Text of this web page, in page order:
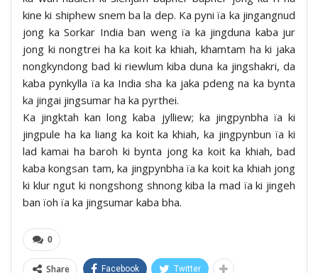
kine ki shiphew snem ba la dep. Ka pyni ïa ka jingangnud
jong ka Sorkar India ban weng ïa ka jingduna kaba jur
jong ki nongtrei ha ka koit ka khiah, khamtam ha ki jaka
nongkyndong bad ki riewlum kiba duna ka jingshakri, da
kaba pynkylla ïa ka India sha ka jaka pdeng na ka bynta
ka jingai jingsumar ha ka pyrthei.
Ka jingktah kan long kaba jylliew; ka jingpynbha ïa ki
jingpule ha ka liang ka koit ka khiah, ka jingpynbun ïa ki
lad kamai ha baroh ki bynta jong ka koit ka khiah, bad
kaba kongsan tam, ka jingpynbha ïa ka koit ka khiah jong
ki klur ngut ki nongshong shnong kiba la mad ïa ki jingeh
ban ïoh ïa ka jingsumar kaba bha.
0
Share Facebook Twitter